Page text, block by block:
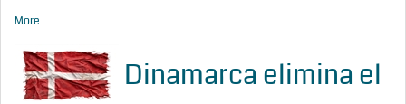
More
Dinamarca elimina el